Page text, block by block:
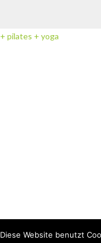
Diese Website benutzt